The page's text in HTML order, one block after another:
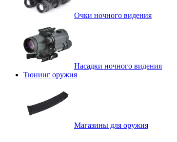
Очки ночного видения
Насадки ночного видения
Тюнинг оружия
Магазины для оружия